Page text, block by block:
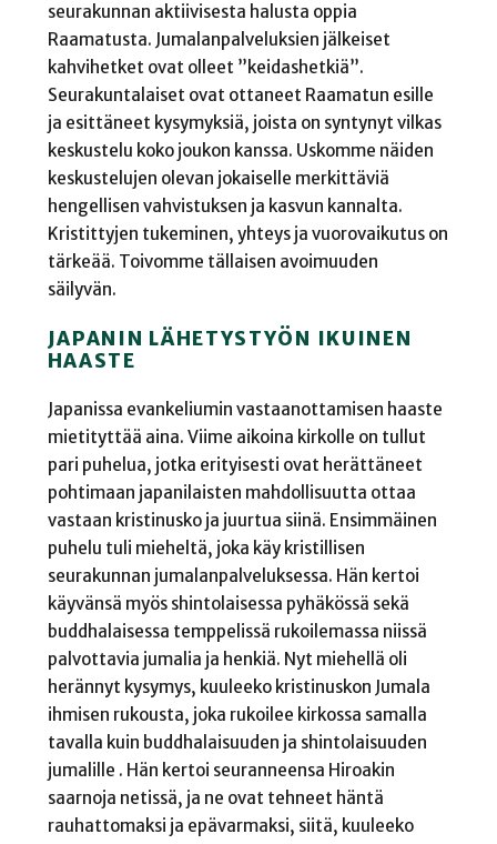
seurakunnan aktiivisesta halusta oppia
Raamatusta. Jumalanpalveluksien jälkeiset
kahvihetket ovat olleet ”keidashetkiä”.
Seurakuntalaiset ovat ottaneet Raamatun esille
ja esittäneet kysymyksiä, joista on syntynyt vilkas
keskustelu koko joukon kanssa. Uskomme näiden
keskustelujen olevan jokaiselle merkittäviä
hengellisen vahvistuksen ja kasvun kannalta.
Kristittyjen tukeminen, yhteys ja vuorovaikutus on
tärkeää. Toivomme tällaisen avoimuuden
säilyvän.
JAPANIN LÄHETYSTYÖN IKUINEN
HAASTE
Japanissa evankeliumin vastaanottamisen haaste
mietityttää aina. Viime aikoina kirkolle on tullut
pari puhelua, jotka erityisesti ovat herättäneet
pohtimaan japanilaisten mahdollisuutta ottaa
vastaan kristinusko ja juurtua siinä. Ensimmäinen
puhelu tuli mieheltä, joka käy kristillisen
seurakunnan jumalanpalveluksessa. Hän kertoi
käyvänsä myös shintolaisessa pyhäkössä sekä
buddhalaisessa temppelissä rukoilemassa niissä
palvottavia jumalia ja henkiä. Nyt miehellä oli
herännyt kysymys, kuuleeko kristinuskon Jumala
ihmisen rukousta, joka rukoilee kirkossa samalla
tavalla kuin buddhalaisuuden ja shintolaisuuden
jumalille . Hän kertoi seuranneensa Hiroakin
saarnoja netissä, ja ne ovat tehneet häntä
rauhattomaksi ja epävarmaksi, siitä, kuuleeko